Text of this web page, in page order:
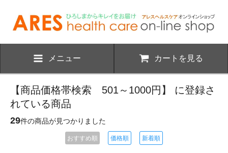
メニュー カートを見る
【商品価格帯検索 501～1000円】 に登録さ
れている商品
29件の商品が見つかりました
おすすめ順 価格順 新着順